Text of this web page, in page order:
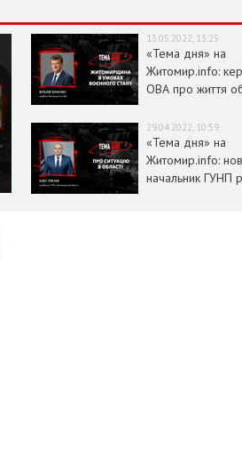
13.05.2022, 13:25
«Тема дня» на
Житомир.info:
ОВА про життя
29.04.2022, 10:59
«Тема дня» на
Житомир.info:
начальник ГУНП